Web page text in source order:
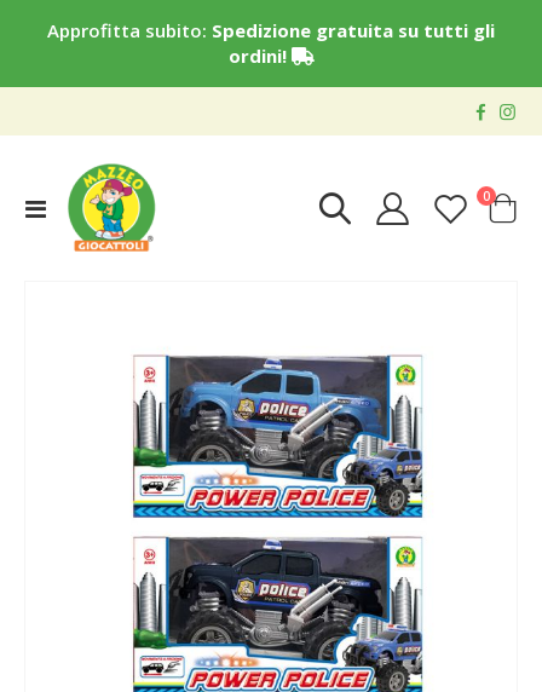
Approfitta subito: Spedizione gratuita su tutti gli
ordini!
Toggle
Nav
Cart
0elementi